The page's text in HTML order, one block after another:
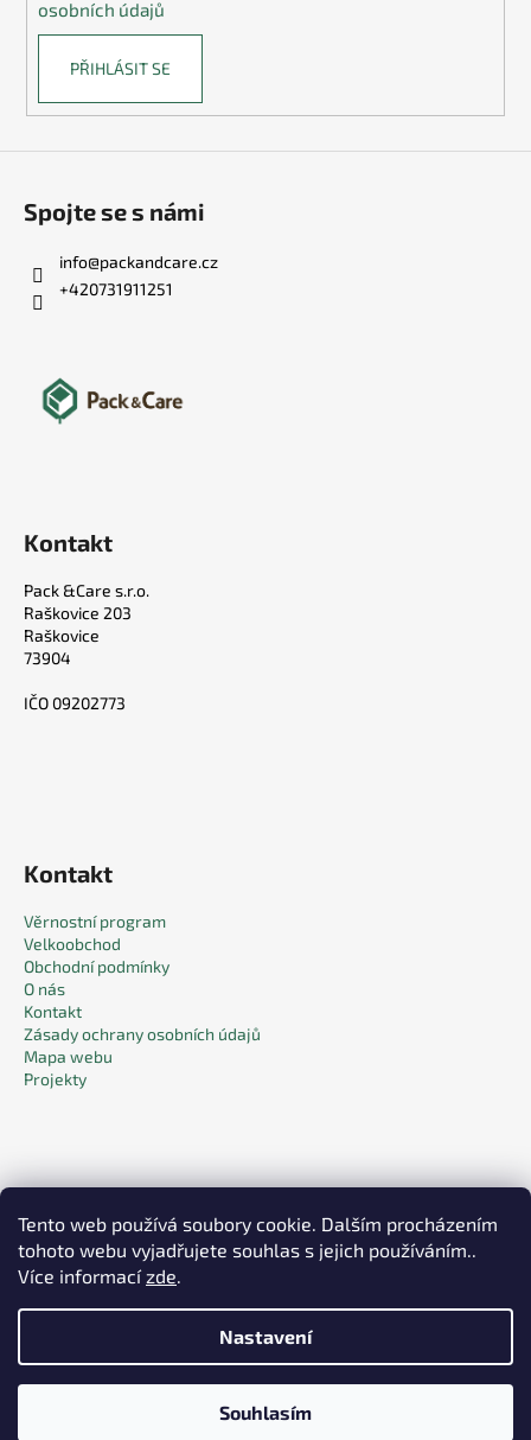
Tento web používá soubory cookie. Dalším procházením
tohoto webu vyjadřujete souhlas s jejich používáním..
Více informacízde.
Nastavení
Souhlasím
osobních údajů
PŘIHLÁSIT SE
Spojte se s námi
info@packandcare.cz
+420731911251
Kontakt
Pack &Care s.r.o.
Raškovice 203
Raškovice
73904
IČO 09202773
Kontakt
Věrnostní program
Velkoobchod
Obchodní podmínky
O nás
Kontakt
Zásady ochrany osobních údajů
Mapa webu
Projekty
Facebook
Pack & Care. Všechna práva vyhrazena.